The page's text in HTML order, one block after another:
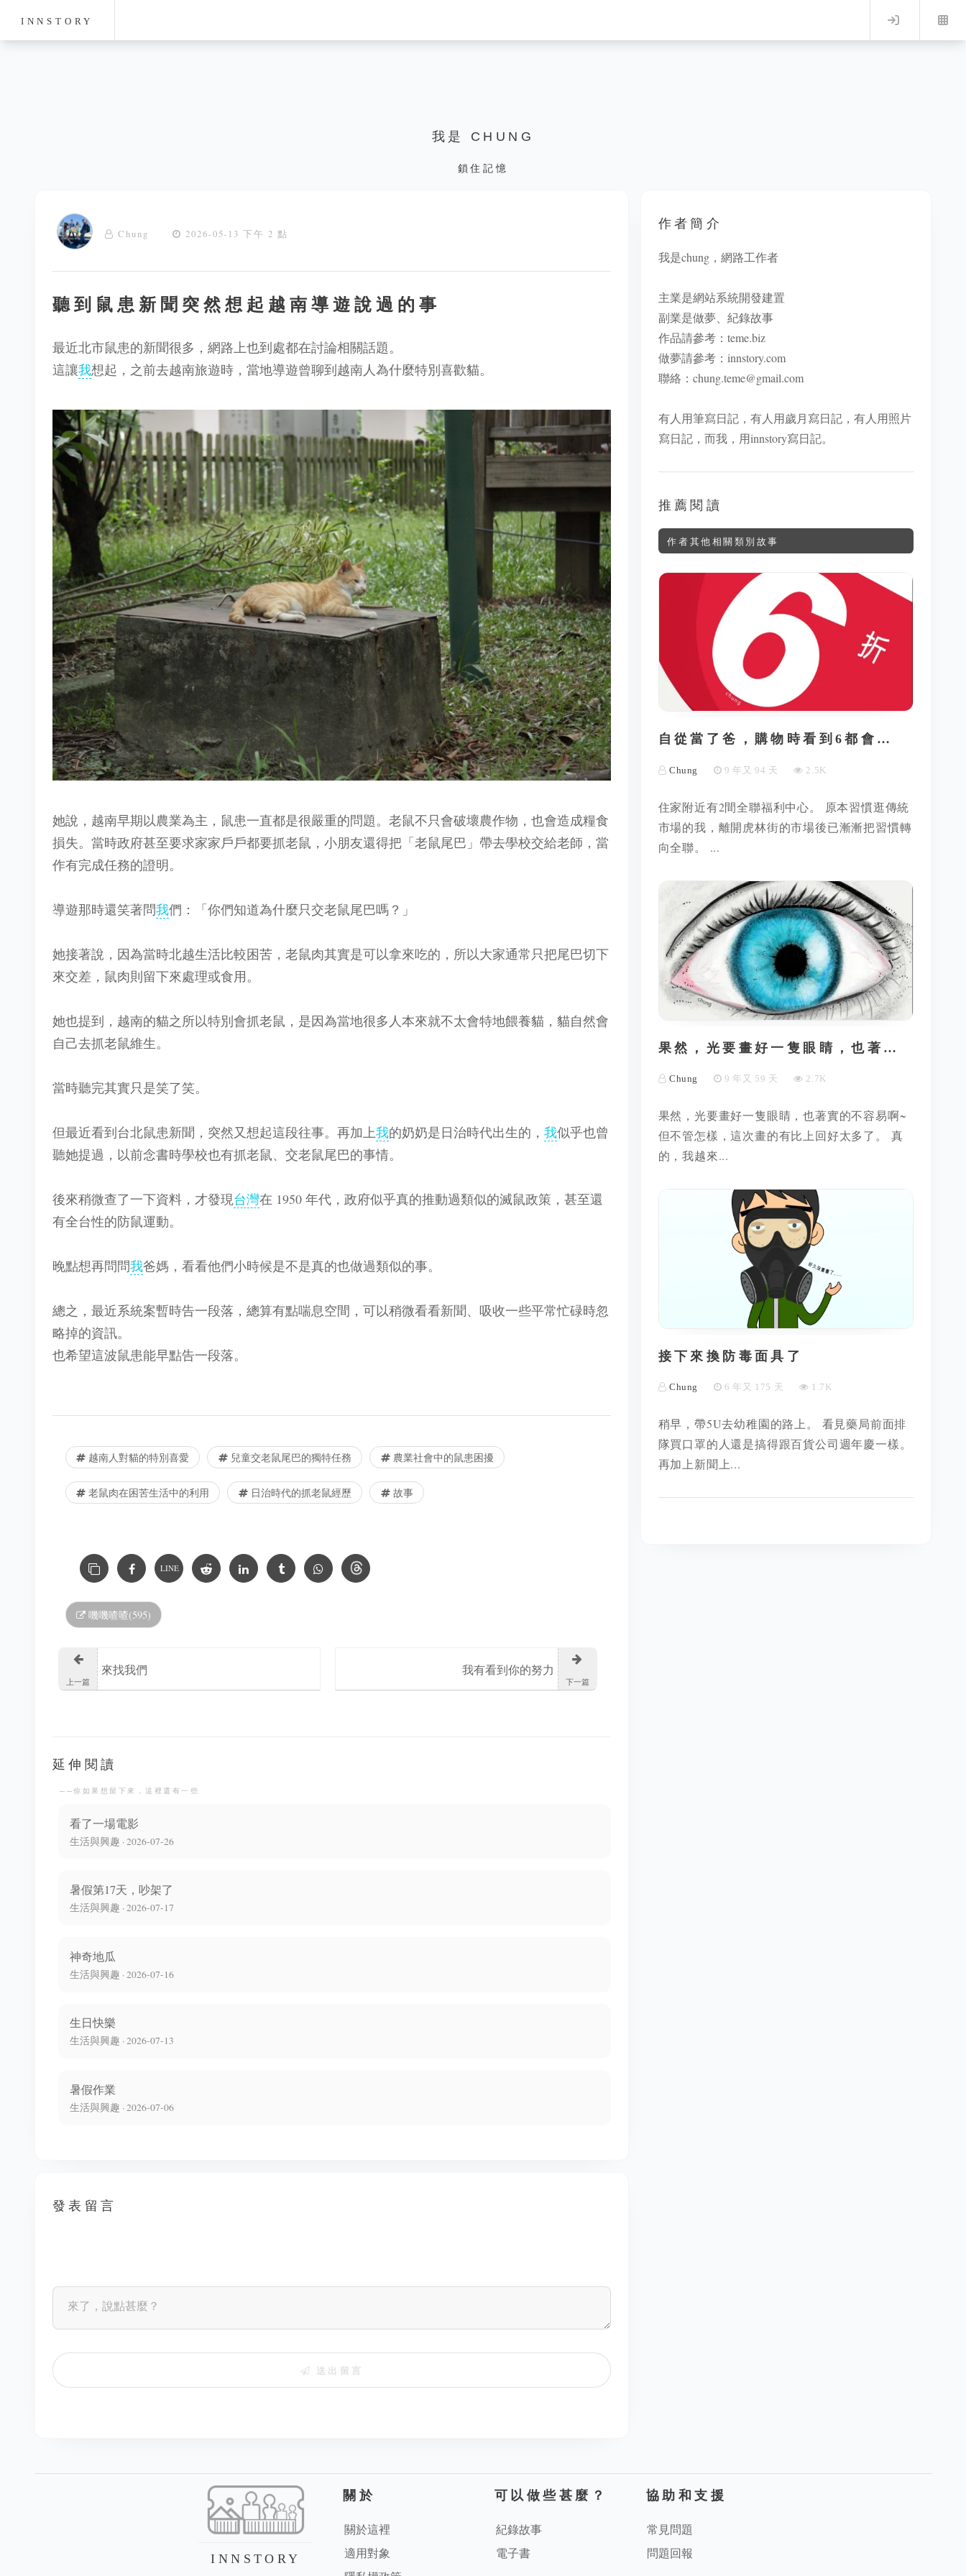
INNSTORY Log in
我是 CHUNG
鎖住記憶
Chung 2026-05-13 下午 2 點
聽到鼠患新聞突然想起越南導遊說過的事
最近北市鼠患的新聞很多，網路上也到處都在討論相關話題。
這讓我想起，之前去越南旅遊時，當地導遊曾聊到越南人為什麼特別喜歡貓。
她說，越南早期以農業為主，鼠患一直都是很嚴重的問題。老鼠不只會破壞農作物，也會造成糧食
損失。當時政府甚至要求家家戶戶都要抓老鼠，小朋友還得把「老鼠尾巴」帶去學校交給老師，當
作有完成任務的證明。
導遊那時還笑著問我們：「你們知道為什麼只交老鼠尾巴嗎？」
她接著說，因為當時北越生活比較困苦，老鼠肉其實是可以拿來吃的，所以大家通常只把尾巴切下
來交差，鼠肉則留下來處理或食用。
她也提到，越南的貓之所以特別會抓老鼠，是因為當地很多人本來就不太會特地餵養貓，貓自然會
自己去抓老鼠維生。
當時聽完其實只是笑了笑。
但最近看到台北鼠患新聞，突然又想起這段往事。再加上我的奶奶是日治時代出生的， 我似乎也曾
聽她提過，以前念書時學校也有抓老鼠、交老鼠尾巴的事情。
後來稍微查了一下資料，才發現台灣在 1950 年代，政府似乎真的推動過類似的滅鼠政策，甚至還
有全台性的防鼠運動。
晚點想再問問我爸媽，看看他們小時候是不是真的也做過類似的事。
總之，最近系統案暫時告一段落，總算有點喘息空間，可以稍微看看新聞、吸收一些平常忙碌時忽
略掉的資訊。
也希望這波鼠患能早點告一段落。
越南人對貓的特別喜愛 兒童交老鼠尾巴的獨特任務 農業社會中的鼠患困擾
老鼠肉在困苦生活中的利用 日治時代的抓老鼠經歷 故事
LINE
嘰嘰喳喳(595)
上一篇
來找我們
下一篇
我有看到你的努力
延伸閱讀
──你如果想留下來，這裡還有一些
看了一場電影
生活與興趣 · 2026-07-26
暑假第17天，吵架了
生活與興趣 · 2026-07-17
神奇地瓜
生活與興趣 · 2026-07-16
生日快樂
生活與興趣 · 2026-07-13
暑假作業
生活與興趣 · 2026-07-06
發表留言
送出留言
作者簡介
我是chung，網路工作者
主業是網站系統開發建置
副業是做夢、紀錄故事
作品請參考： teme.biz
做夢請參考： innstory.com
聯絡： chung.teme@gmail.com
有人用筆寫日記，有人用歲月寫日記，有人用照片
寫日記，而我，用innstory寫日記。
推薦閱讀
作者其他相關類別故事
自從當了爸，購物時看到6都會…
Chung 9 年又 94 天 2.5K
住家附近有2間全聯福利中心。 原本習慣逛傳統
市場的我，離開虎林街的市場後已漸漸把習慣轉
向全聯。 ...
果然，光要畫好一隻眼睛，也著…
Chung 9 年又 59 天 2.7K
果然，光要畫好一隻眼睛，也著實的不容易啊~
但不管怎樣，這次畫的有比上回好太多了。 真
的，我越來...
接下來換防毒面具了
Chung 6 年又 175 天 1.7K
稍早，帶5U去幼稚園的路上。 看見藥局前面排
隊買口罩的人還是搞得跟百貨公司週年慶一樣。
再加上新聞上...
INNSTORY
關於
關於這裡
適用對象
可以做些甚麼？
紀錄故事
電子書
協助和支援
常見問題
問題回報